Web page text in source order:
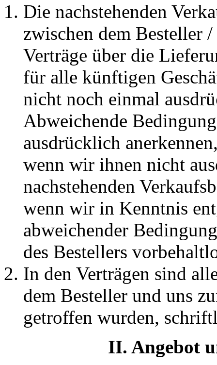
Die nachstehenden
zwischen dem Besteller
Verträge über die
für alle künftigen
nicht noch einmal
Abweichende
ausdrücklich
wenn wir ihnen nicht
nachstehenden
wenn wir in Kenntnis
abweichender
des Bestellers
In den Verträgen sind
dem Besteller und uns
getroffen wurden,
II. Angebot